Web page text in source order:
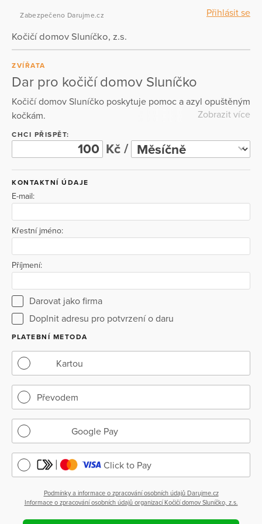
Přihlásit se
Zabezpečeno Darujme.cz
Kočičí domov Sluníčko, z.s.
ZVÍŘATA
Dar pro kočičí domov Sluníčko
Kočičí domov Sluníčko poskytuje pomoc a azyl opuštěným
kočkám.
Zobrazit více
CHCI PŘISPĚT:
Kč /
KONTAKTNÍ ÚDAJE
E-mail:
Křestní jméno:
Příjmení:
Darovat jako firma
Doplnit adresu pro potvrzení o daru
PLATEBNÍ METODA
Kartou
Převodem
Google Pay
Click to Pay
Podmínky a informace o zpracování osobních údajů Darujme.cz
Informace o zpracování osobních údajů organizací Kočičí domov Sluníčko, z.s.